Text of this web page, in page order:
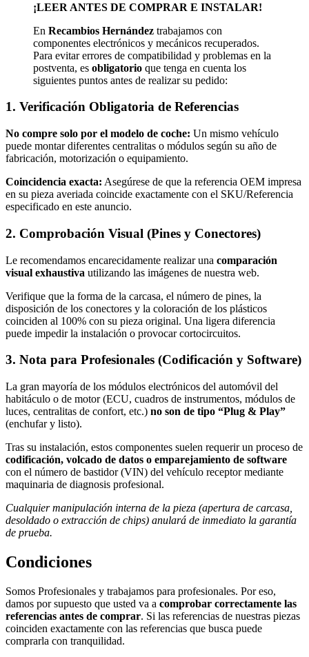
(2010-
quantity
¡LEER ANTES DE COMPRAR E INSTALAR!
En Recambios Hernández trabajamos con
componentes electrónicos y mecánicos recuperados.
Para evitar errores de compatibilidad y problemas en la
postventa, es obligatorio que tenga en cuenta los
siguientes puntos antes de realizar su pedido:
1. Verificación Obligatoria de Referencias
No compre solo por el modelo de coche: Un mismo vehículo
puede montar diferentes centralitas o módulos según su año de
fabricación, motorización o equipamiento.
Coincidencia exacta: Asegúrese de que la referencia OEM impresa
en su pieza averiada coincide exactamente con el SKU/Referencia
especificado en este anuncio.
2. Comprobación Visual (Pines y Conectores)
Le recomendamos encarecidamente realizar una comparación
visual exhaustiva utilizando las imágenes de nuestra web.
Verifique que la forma de la carcasa, el número de pines, la
disposición de los conectores y la coloración de los plásticos
coinciden al 100% con su pieza original. Una ligera diferencia
puede impedir la instalación o provocar cortocircuitos.
3. Nota para Profesionales (Codificación y Software)
La gran mayoría de los módulos electrónicos del automóvil del
habitáculo o de motor (ECU, cuadros de instrumentos, módulos de
luces, centralitas de confort, etc.) no son de tipo “Plug & Play”
(enchufar y listo).
Tras su instalación, estos componentes suelen requerir un proceso de
codificación, volcado de datos o emparejamiento de software
con el número de bastidor (VIN) del vehículo receptor mediante
maquinaria de diagnosis profesional.
Cualquier manipulación interna de la pieza (apertura de carcasa,
desoldado o extracción de chips) anulará de inmediato la garantía
de prueba.
Condiciones
Somos Profesionales y trabajamos para profesionales. Por eso,
damos por supuesto que usted va a comprobar correctamente las
referencias antes de comprar. Si las referencias de nuestras piezas
coinciden exactamente con las referencias que busca puede
comprarla con tranquilidad.